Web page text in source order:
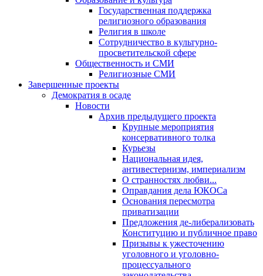
Государственная поддержка
религиозного образования
Религия в школе
Сотрудничество в культурно-
просветительской сфере
Общественность и СМИ
Религиозные СМИ
Завершенные проекты
Демократия в осаде
Новости
Архив предыдущего проекта
Крупные мероприятия
консервативного толка
Курьезы
Национальная идея,
антивестернизм, империализм
О странностях любви...
Оправдания дела ЮКОСа
Основания пересмотра
приватизации
Предложения де-либерализовать
Конституцию и публичное право
Призывы к ужесточению
уголовного и уголовно-
процессуального